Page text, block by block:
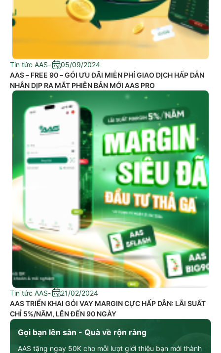
Gọi bạn lên sàn - Quà về rộn ràng
AAS tặng ngay 50K cho mỗi lượt giới thiệu bạn mới thành
Tin tức AAS-
05/09/2024
AAS – FREE 90 – GÓI ƯU ĐÃI MIỄN PHÍ GIAO DỊCH HẤP DẪN
NHÂN DỊP RA MẮT PHIÊN BẢN MỚI AAS PRO
Tin tức AAS-
21/02/2024
AAS TRIỂN KHAI GÓI VAY MARGIN CỰC HẤP DẪN: LÃI SUẤT
CHỈ 5%/NĂM, LÊN ĐẾN 90 NGÀY